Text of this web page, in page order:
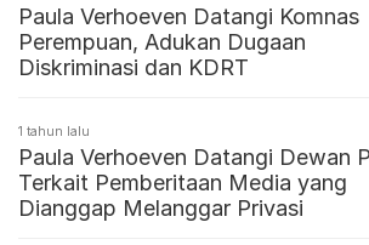
Paula Verhoeven Datangi Komnas
Perempuan, Adukan Dugaan
Diskriminasi dan KDRT
1 tahun lalu
Paula Verhoeven Datangi Dewan
Terkait Pemberitaan Media yang
Dianggap Melanggar Privasi